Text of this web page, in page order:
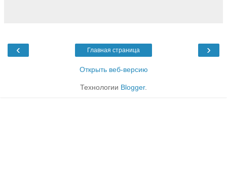
‹ ›
Главная страница
Открыть веб-версию
Технологии Blogger.